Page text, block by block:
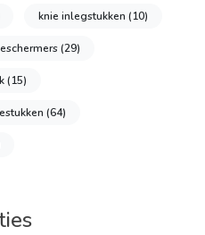
knie inlegstukken (10)
(29)
(15)
(64)